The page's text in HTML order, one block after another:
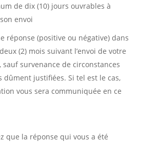
de dix (10) jours ouvrables à
envoi
réponse (positive ou négative) dans
(2) mois suivant l’envoi de votre
sauf survenance de circonstances
dûment justifiées. Si tel est le cas,
vous sera communiquée en ce
que la réponse qui vous a été